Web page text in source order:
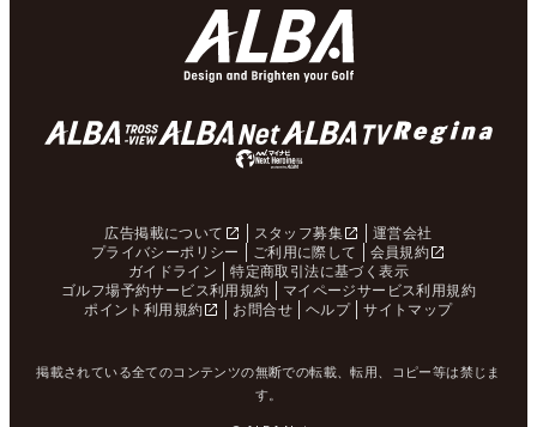
広告掲載について スタッフ募集
運営会社
プライバシーポリシー
ご利用に際して
会員規約
ガイドライン
特定商取引法に基づく表示
ゴルフ場予約サービス利用規約
マイページサービス利用規約
ポイント利用規約
お問合せ ヘルプ サイトマップ
掲載されている全てのコンテンツの無断での転載、転用、コピー等は禁じま
す。